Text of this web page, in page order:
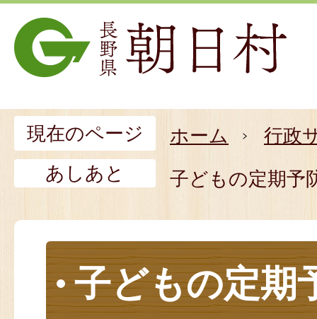
現在のページ ホーム
行政
あしあと
子どもの定期予
子どもの定期